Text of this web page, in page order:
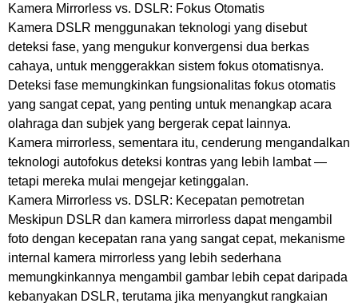
Kamera Mirrorless vs. DSLR: Fokus Otomatis
Kamera DSLR menggunakan teknologi yang disebut
deteksi fase, yang mengukur konvergensi dua berkas
cahaya, untuk menggerakkan sistem fokus otomatisnya.
Deteksi fase memungkinkan fungsionalitas fokus otomatis
yang sangat cepat, yang penting untuk menangkap acara
olahraga dan subjek yang bergerak cepat lainnya.
Kamera mirrorless, sementara itu, cenderung mengandalkan
teknologi autofokus deteksi kontras yang lebih lambat —
tetapi mereka mulai mengejar ketinggalan.
Kamera Mirrorless vs. DSLR: Kecepatan pemotretan
Meskipun DSLR dan kamera mirrorless dapat mengambil
foto dengan kecepatan rana yang sangat cepat, mekanisme
internal kamera mirrorless yang lebih sederhana
memungkinkannya mengambil gambar lebih cepat daripada
kebanyakan DSLR, terutama jika menyangkut rangkaian